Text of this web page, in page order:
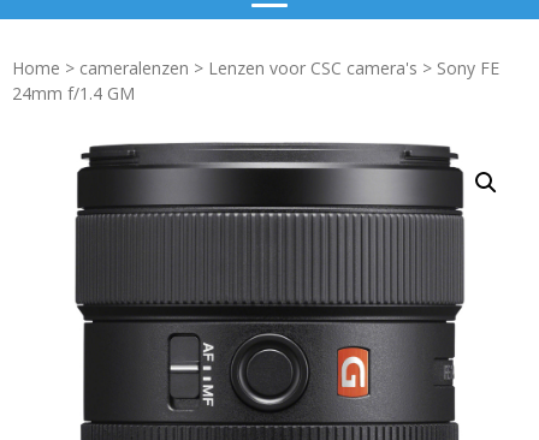
Home > cameralenzen > Lenzen voor CSC camera's > Sony FE
24mm f/1.4 GM